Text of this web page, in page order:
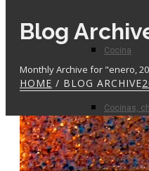
Cocina
Cocinas,
Prefabricados
Blog
Monthly Archive for "enero,
HOME / BLOG ARCHIVE